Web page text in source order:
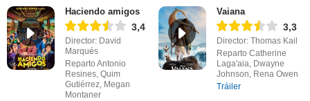
Haciendo amigos
3,4
Director: David
Marqués
Reparto Antonio
Resines, Quim
Gutiérrez, Megan
Montaner
Vaiana
3,3
Director: Thomas Kail
Reparto Catherine
Laga'aia, Dwayne
Johnson, Rena Owen
Tráiler